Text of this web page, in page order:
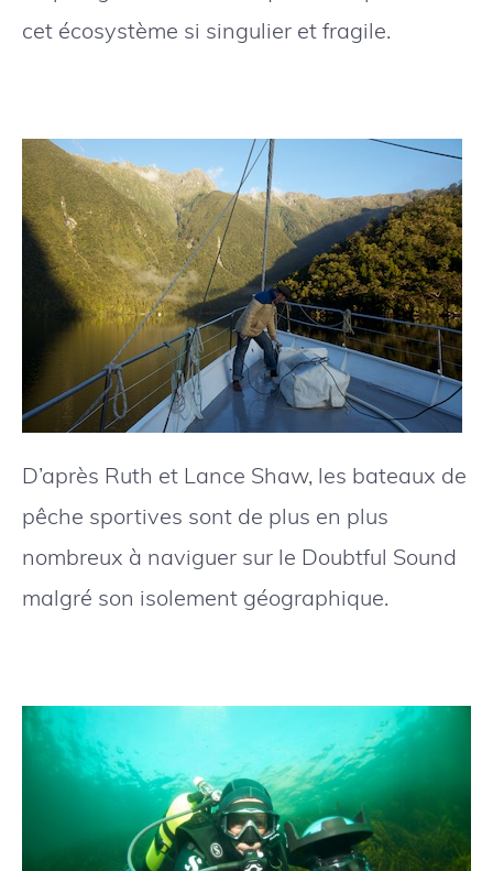
cet écosystème si singulier et fragile.
D’après Ruth et Lance Shaw, les bateaux de
pêche sportives sont de plus en plus
nombreux à naviguer sur le Doubtful Sound
malgré son isolement géographique.